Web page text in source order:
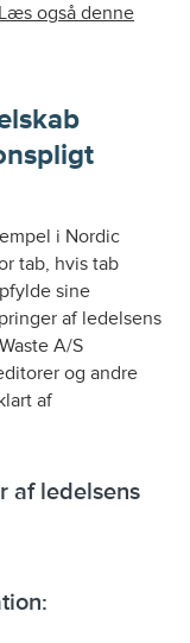
Læs også denne
i Nordic
tab, hvis tab
sine
af ledelsens
A/S
og andre
af
af ledelsens